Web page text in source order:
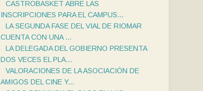
CASTROBASKET ABRE LAS
INSCRIPCIONES PARA EL CAMPUS...
LA SEGUNDA FASE DEL VIAL DE RIOMAR
CUENTA CON UNA ...
LA DELEGADA DEL GOBIERNO PRESENTA
DOS VECES EL PLA...
VALORACIONES DE LA ASOCIACIÓN DE
AMIGOS DEL CINE Y...